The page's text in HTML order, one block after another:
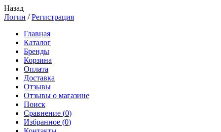
Назад
Логин /Регистрация
Главная
Каталог
Бренды
Корзина
Оплата
Доставка
Отзывы
Отзывы о магазине
Поиск
Сравнение (0)
Избранное (0)